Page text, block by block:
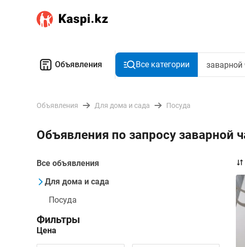
Объявления Все категории
Объявления Для дома и сада Посуда
Объявления по запросу заварной
Все объявления
Для дома и сада
Посуда
Фильтры
Цена